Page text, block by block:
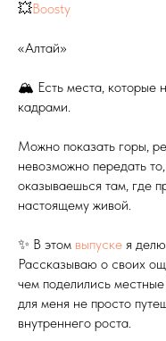
💥Boosty
«Алтай»
🏔 Есть места, которые
кадрами.
Можно показать горы,
невозможно передать
оказываешься там, где
настоящему живой.
✨ В этом выпуске я
Рассказываю о своих
чем поделились
для меня не просто
внутреннего роста.